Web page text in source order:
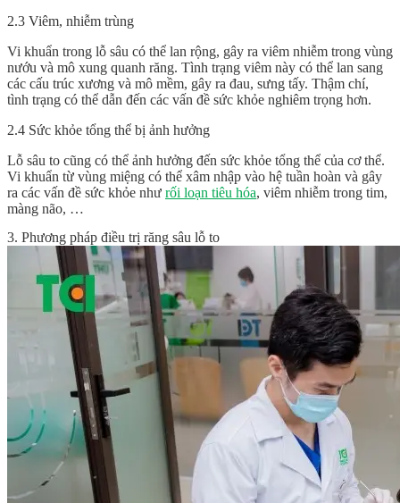
2.3 Viêm, nhiễm trùng
Vi khuẩn trong lỗ sâu có thể lan rộng, gây ra viêm nhiễm trong vùng
nướu và mô xung quanh răng. Tình trạng viêm này có thể lan sang
các cấu trúc xương và mô mềm, gây ra đau, sưng tấy. Thậm chí,
tình trạng có thể dẫn đến các vấn đề sức khỏe nghiêm trọng hơn.
2.4 Sức khỏe tổng thể bị ảnh hưởng
Lỗ sâu to cũng có thể ảnh hưởng đến sức khỏe tổng thể của cơ thể.
Vi khuẩn từ vùng miệng có thể xâm nhập vào hệ tuần hoàn và gây
ra các vấn đề sức khỏe như rối loạn tiêu hóa, viêm nhiễm trong tim,
màng não, …
3. Phương pháp điều trị răng sâu lỗ to